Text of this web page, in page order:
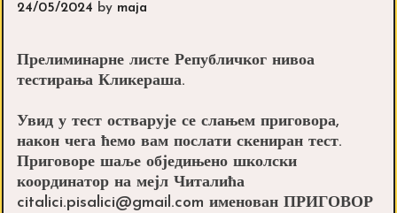
24/05/2024 by maja
Прелиминарне листе Републичког нивоа
тестирања Кликераша.
Увид у тест остварује се слањем приговора,
након чега ћемо вам послати скениран тест.
Приговоре шаље обједињено школски
координатор на мејл Читалића
citalici.pisalici@gmail.com именован ПРИГОВОР